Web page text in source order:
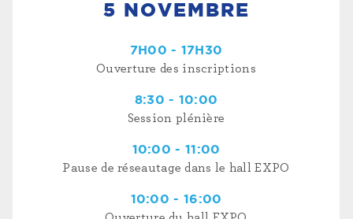
5 NOVEMBRE
7H00 - 17H30
Ouverture des inscriptions
8:30 - 10:00
Session plénière
10:00 - 11:00
Pause de réseautage dans le hall EXPO
10:00 - 16:00